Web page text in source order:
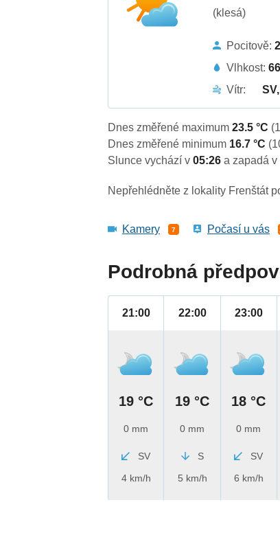
(klesá)
Pocitově:
Vlhkost:
Vítr:
Dnes změřené maximum23.5 °C
Dnes změřené minimum 16.7 °C
Slunce vychází v05:26a zapadá v
Nepřehlédněte z lokality Frenštát
Kamery 7 Počasí u vás
Podrobná
21:00
19 °C
0 mm
SV
4 km/h
22:00
19 °C
0 mm
S
5 km/h
23:00
18 °C
0 mm
SV
6 km/h